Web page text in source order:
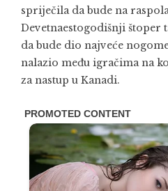
spriječila da bude na
Devetnaestogodišnji štoper
da bude dio najveće
nalazio među igračima na
za nastup u Kanadi.